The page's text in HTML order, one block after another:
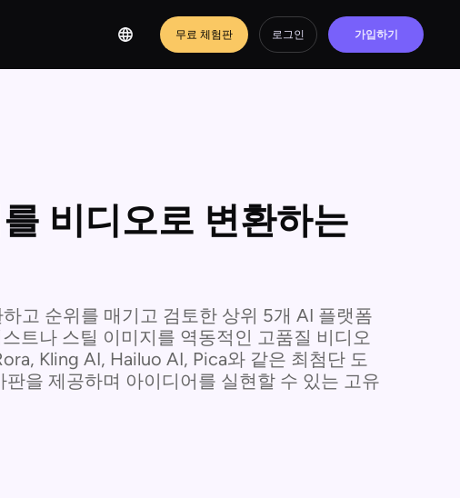
무료 체험판 로그인 가입하기
비디오로 변환하는
고 순위를 매기고 검토한 상위 5개 AI 플랫폼
트나 스틸 이미지를 역동적인 고품질 비디오
Kling AI, Hailuo AI, Pica와 같은 최첨단 도
을 제공하며 아이디어를 실현할 수 있는 고유